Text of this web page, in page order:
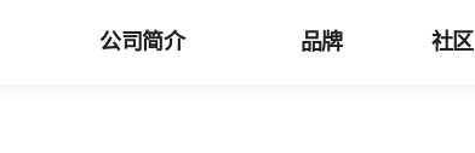
公司简介 品牌 社区